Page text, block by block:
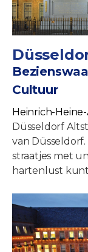
Cultuur
Heinrich-
Düsseldorf
van
straatjes met
hartenlust